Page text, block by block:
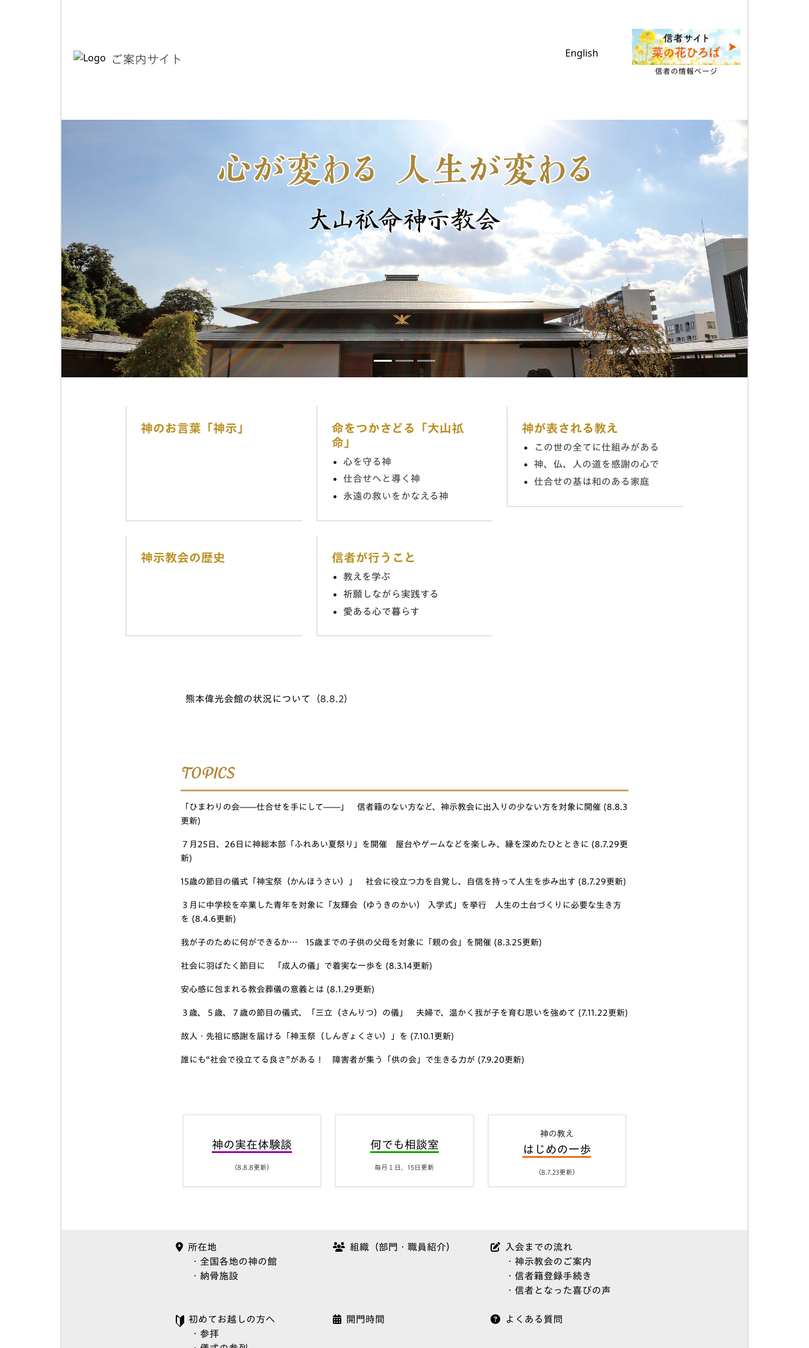
ご案内サイト English
信者の情報ページ
Previous Next
神のお言葉「神示」
命をつかさどる「大山
命」
心を守る神
仕合せへと導く神
永遠の救いをかなえる神
神が表される教え
この世の全てに仕組みがある
神、仏、人の道を感謝の心で
仕合せの基は和のある家庭
神示教会の歴史 信者が行うこと
教えを学ぶ
祈願しながら実践する
愛ある心で暮らす
熊本偉光会館の状況について （8.8.2）
「ひまわりの会――仕合せを手にして――」 信者籍のない方など、神示教会に出入りの少ない方を対象に開催 (8.8.3
更新)
７月25日、26日に神総本部「ふれあい夏祭り」を開催 屋台やゲームなどを楽しみ、縁を深めたひとときに (8.7.29更
新)
15歳の節目の儀式「神宝祭（かんほうさい）」 社会に役立つ力を自覚し、自信を持って人生を歩み出す (8.7.29更新)
３月に中学校を卒業した青年を対象に「友輝会（ゆうきのかい） 入学式」を挙行 人生の土台づくりに必要な生き方
を (8.4.6更新)
我が子のために何ができるか… 15歳までの子供の父母を対象に「親の会」を開催 (8.3.25更新)
社会に羽ばたく節目に 「成人の儀」で着実な一歩を (8.3.14更新)
安心感に包まれる教会葬儀の意義とは (8.1.29更新)
３歳、５歳、７歳の節目の儀式、「三立（さんりつ）の儀」 夫婦で、温かく我が子を育む思いを強めて (7.11.22更新)
故人・先祖に感謝を届ける「神玉祭（しんぎょくさい）」を (7.10.1更新)
誰にも“社会で役立てる良さ”がある！ 障害者が集う「供の会」で生きる力が (7.9.20更新)
神の実在体験談
（8.8.8更新）
何でも相談室
毎月１日、15日更新
神の教え
はじめの一歩
（8.7.23更新）
所在地
・全国各地の神の館
・納骨施設
組織（部門・職員紹介）
入会までの流れ
・神示教会のご案内
・信者籍登録手続き
・信者となった喜びの声
初めてお越しの方へ
・参拝
開門時間 よくある質問